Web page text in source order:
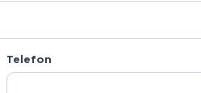
Telefon